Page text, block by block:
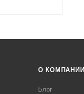
О КОМПАНИИ
Блог